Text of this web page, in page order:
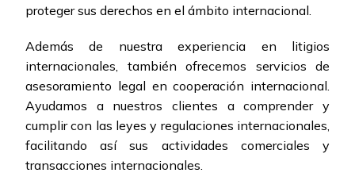
proteger sus derechos en el ámbito internacional.
Además de nuestra experiencia en litigios
internacionales, también ofrecemos servicios de
asesoramiento legal en cooperación internacional.
Ayudamos a nuestros clientes a comprender y
cumplir con las leyes y regulaciones internacionales,
facilitando así sus actividades comerciales y
transacciones internacionales.